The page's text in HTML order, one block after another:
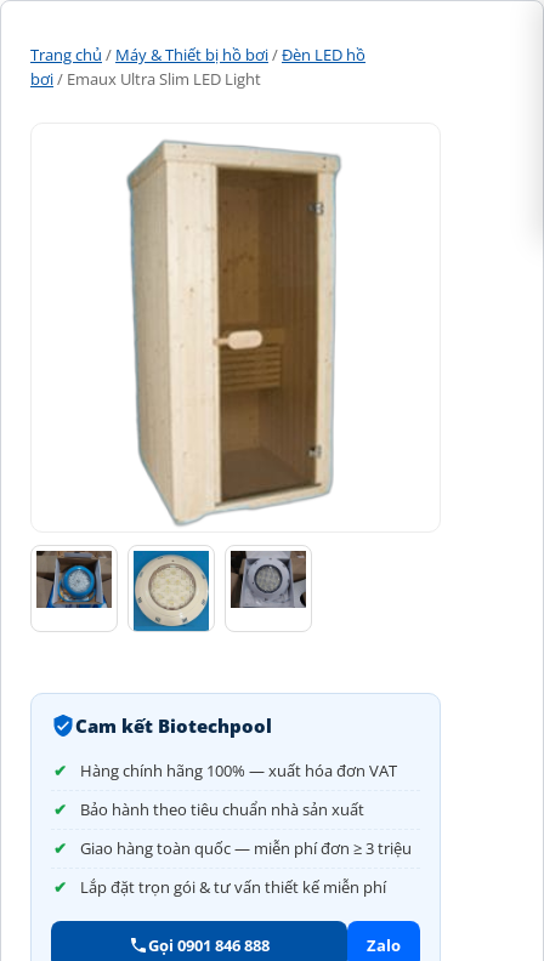
Trang chủ / Máy & Thiết bị hồ bơi/Đèn LED hồ
bơi/ Emaux Ultra Slim LED Light
Cam kết Biotechpool
Hàng chính hãng 100% — xuất hóa đơn VAT
Bảo hành theo tiêu chuẩn nhà sản xuất
Giao hàng toàn quốc — miễn phí đơn ≥ 3 triệu
Lắp đặt trọn gói & tư vấn thiết kế miễn phí
Gọi 0901 846 888 Zalo